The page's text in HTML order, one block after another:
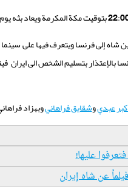
إلى فرنسا ويتعرف فيها على
بتسليم الشخص الى
عبديوشقايق فراهانيوبهزاد
عليها!
عن شاه إيران